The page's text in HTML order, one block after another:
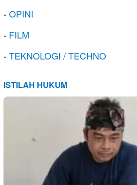
-OPINI
- FILM
-TEKNOLOGI / TECHNO
ISTILAH HUKUM